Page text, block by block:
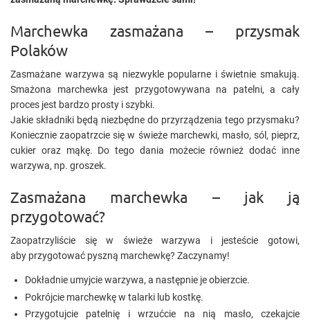
Marchewka zasmażana – przysmak
Polaków
Zasmażane warzywa są niezwykle popularne i świetnie smakują.
Smażona marchewka jest przygotowywana na patelni, a cały
proces jest bardzo prosty i szybki.
Jakie składniki będą niezbędne do przyrządzenia tego przysmaku?
Koniecznie zaopatrzcie się w świeże marchewki, masło, sól, pieprz,
cukier oraz mąkę. Do tego dania możecie również dodać inne
warzywa, np. groszek.
Zasmażana marchewka – jak ją
przygotować?
Zaopatrzyliście się w świeże warzywa i jesteście gotowi,
aby przygotować pyszną marchewkę? Zaczynamy!
Dokładnie umyjcie warzywa, a następnie je obierzcie.
Pokrójcie marchewkę w talarki lub kostkę.
Przygotujcie patelnię i wrzućcie na nią masło, czekajcie